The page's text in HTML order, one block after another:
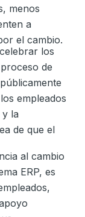
menos
a
el cambio.
los
de
empleados
la
de que el
al cambio
ERP, es